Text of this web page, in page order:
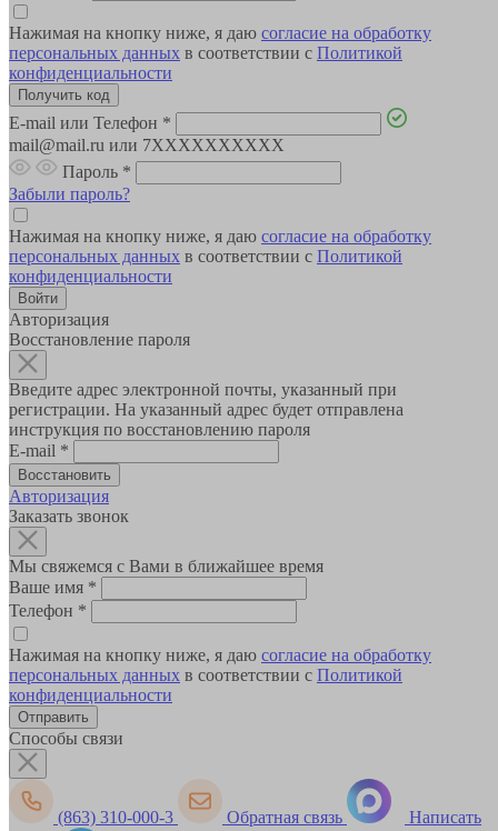
Нажимая на кнопку ниже, я даю согласие на обработку
персональных данных в соответствии с Политикой
конфиденциальности
E-mail или Телефон *
mail@mail.ru или 7XXXXXXXXXX
Пароль *
Забыли пароль?
Нажимая на кнопку ниже, я даю согласие на обработку
персональных данных в соответствии с Политикой
конфиденциальности
Авторизация
Восстановление пароля
Введите адрес электронной почты, указанный при
регистрации. На указанный адрес будет отправлена
инструкция по восстановлению пароля
E-mail *
Авторизация
Заказать звонок
Мы свяжемся с Вами в ближайшее время
Ваше имя *
Телефон *
Нажимая на кнопку ниже, я даю согласие на обработку
персональных данных в соответствии с Политикой
конфиденциальности
Способы связи
(863) 310-000-3 Обратная связь Написать